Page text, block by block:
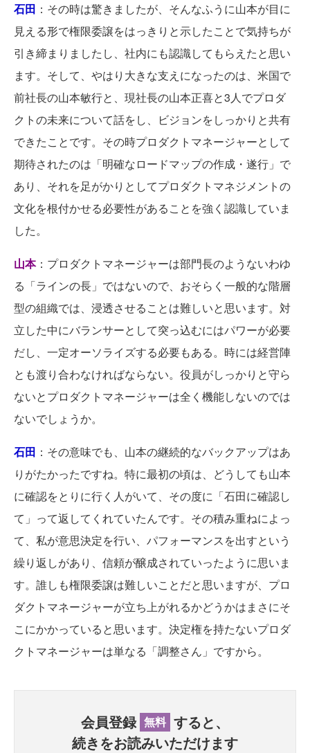
石田 ：その時は驚きましたが、そんなふうに山本が目に
見える形で権限委譲をはっきりと示したことで気持ちが
引き締まりましたし、社内にも認識してもらえたと思い
ます。そして、やはり大きな支えになったのは、米国で
前社長の山本敏行と、現社長の山本正喜と3人でプロダ
クトの未来について話をし、ビジョンをしっかりと共有
できたことです。その時プロダクトマネージャーとして
期待されたのは「明確なロードマップの作成・遂行」で
あり、それを足がかりとしてプロダクトマネジメントの
文化を根付かせる必要性があることを強く認識していま
した。
山本：プロダクトマネージャーは部門長のようないわゆ
る「ラインの長」ではないので、おそらく一般的な階層
型の組織では、浸透させることは難しいと思います。対
立した中にバランサーとして突っ込むにはパワーが必要
だし、一定オーソライズする必要もある。時には経営陣
とも渡り合わなければならない。役員がしっかりと守ら
ないとプロダクトマネージャーは全く機能しないのでは
ないでしょうか。
石田 ：その意味でも、山本の継続的なバックアップはあ
りがたかったですね。特に最初の頃は、どうしても山本
に確認をとりに行く人がいて、その度に「石田に確認し
て」って返してくれていたんです。その積み重ねによっ
て、私が意思決定を行い、パフォーマンスを出すという
繰り返しがあり、信頼が醸成されていったように思いま
す。誰しも権限委譲は難しいことだと思いますが、プロ
ダクトマネージャーが立ち上がれるかどうかはまさにそ
こにかかっていると思います。決定権を持たないプロダ
クトマネージャーは単なる「調整さん」ですから。
会員登録 無料 すると、
続きをお読みいただけます